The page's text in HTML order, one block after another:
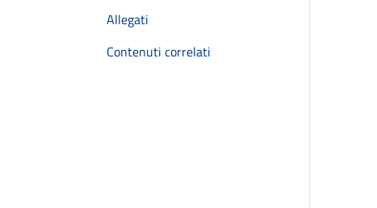
Allegati
Contenuti correlati